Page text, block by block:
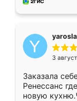
3
Заказала
Ренессанс
новую